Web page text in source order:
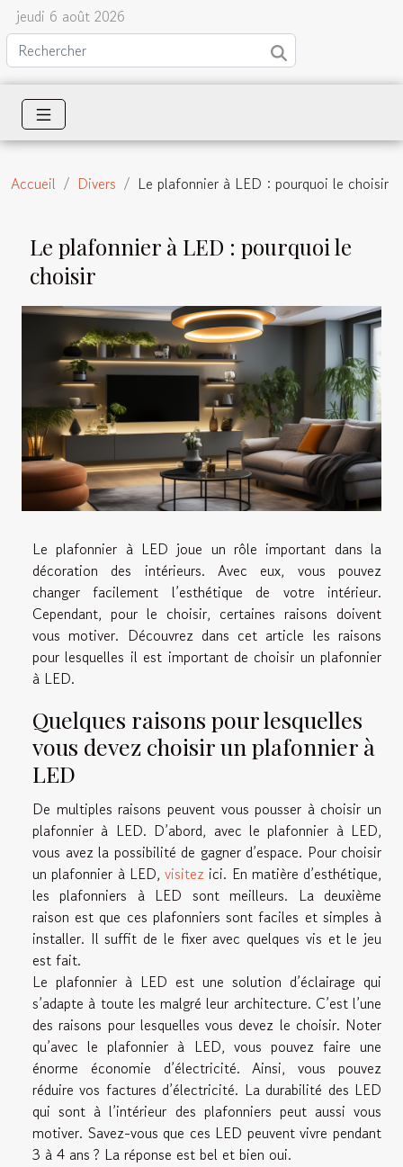
jeudi 6 août 2026
Accueil Divers Le plafonnier à LED : pourquoi le choisir
Le plafonnier à LED : pourquoi le
choisir
Le plafonnier à LED joue un rôle important dans la
décoration des intérieurs. Avec eux, vous pouvez
changer facilement l’esthétique de votre intérieur.
Cependant, pour le choisir, certaines raisons doivent
vous motiver. Découvrez dans cet article les raisons
pour lesquelles il est important de choisir un plafonnier
à LED.
Quelques raisons pour lesquelles
vous devez choisir un plafonnier à
LED
De multiples raisons peuvent vous pousser à choisir un
plafonnier à LED. D’abord, avec le plafonnier à LED,
vous avez la possibilité de gagner d’espace. Pour choisir
un plafonnier à LED, visitez ici. En matière d’esthétique,
les plafonniers à LED sont meilleurs. La deuxième
raison est que ces plafonniers sont faciles et simples à
installer. Il suffit de le fixer avec quelques vis et le jeu
est fait.
Le plafonnier à LED est une solution d’éclairage qui
s’adapte à toute les malgré leur architecture. C’est l’une
des raisons pour lesquelles vous devez le choisir. Noter
qu’avec le plafonnier à LED, vous pouvez faire une
énorme économie d’électricité. Ainsi, vous pouvez
réduire vos factures d’électricité. La durabilité des LED
qui sont à l’intérieur des plafonniers peut aussi vous
motiver. Savez-vous que ces LED peuvent vivre pendant
3 à 4 ans ? La réponse est bel et bien oui.